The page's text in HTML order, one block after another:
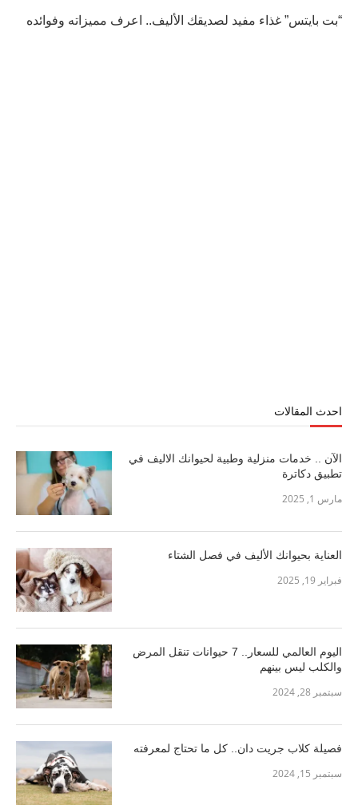
“بت بايتس” غذاء مفيد لصديقك الأليف.. اعرف مميزاته وفوائده
احدث المقالات
الآن .. خدمات منزلية وطبية لحيوانك الاليف في
تطبيق دكاترة
مارس 1, 2025
العناية بحيوانك الأليف في فصل الشتاء
فبراير 19, 2025
اليوم العالمي للسعار.. 7 حيوانات تنقل المرض
والكلب ليس بينهم
سبتمبر 28, 2024
فصيلة كلاب جريت دان.. كل ما تحتاج لمعرفته
سبتمبر 15, 2024